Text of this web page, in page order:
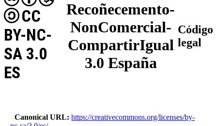
Recoñecemento-
NonComercial-
CompartirIgual
3.0 España
CC
BY-NC-
SA 3.0
ES
Código
legal
Canonical URL
https://creativecommons.org/licenses/by-